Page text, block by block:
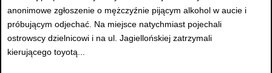
anonimowe zgłoszenie o mężczyźnie pijącym alkohol w aucie i
próbującym odjechać. Na miejsce natychmiast pojechali
ostrowscy dzielnicowi i na ul. Jagiellońskiej zatrzymali
kierującego toyotą...